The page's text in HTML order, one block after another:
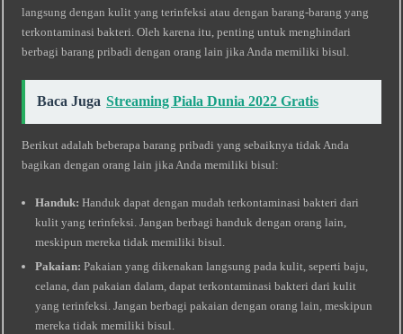
langsung dengan kulit yang terinfeksi atau dengan barang-barang yang
terkontaminasi bakteri. Oleh karena itu, penting untuk menghindari
berbagi barang pribadi dengan orang lain jika Anda memiliki bisul.
Baca Juga Streaming Piala Dunia 2022 Gratis
Berikut adalah beberapa barang pribadi yang sebaiknya tidak Anda
bagikan dengan orang lain jika Anda memiliki bisul:
Handuk: Handuk dapat dengan mudah terkontaminasi bakteri dari
kulit yang terinfeksi. Jangan berbagi handuk dengan orang lain,
meskipun mereka tidak memiliki bisul.
Pakaian: Pakaian yang dikenakan langsung pada kulit, seperti baju,
celana, dan pakaian dalam, dapat terkontaminasi bakteri dari kulit
yang terinfeksi. Jangan berbagi pakaian dengan orang lain, meskipun
mereka tidak memiliki bisul.